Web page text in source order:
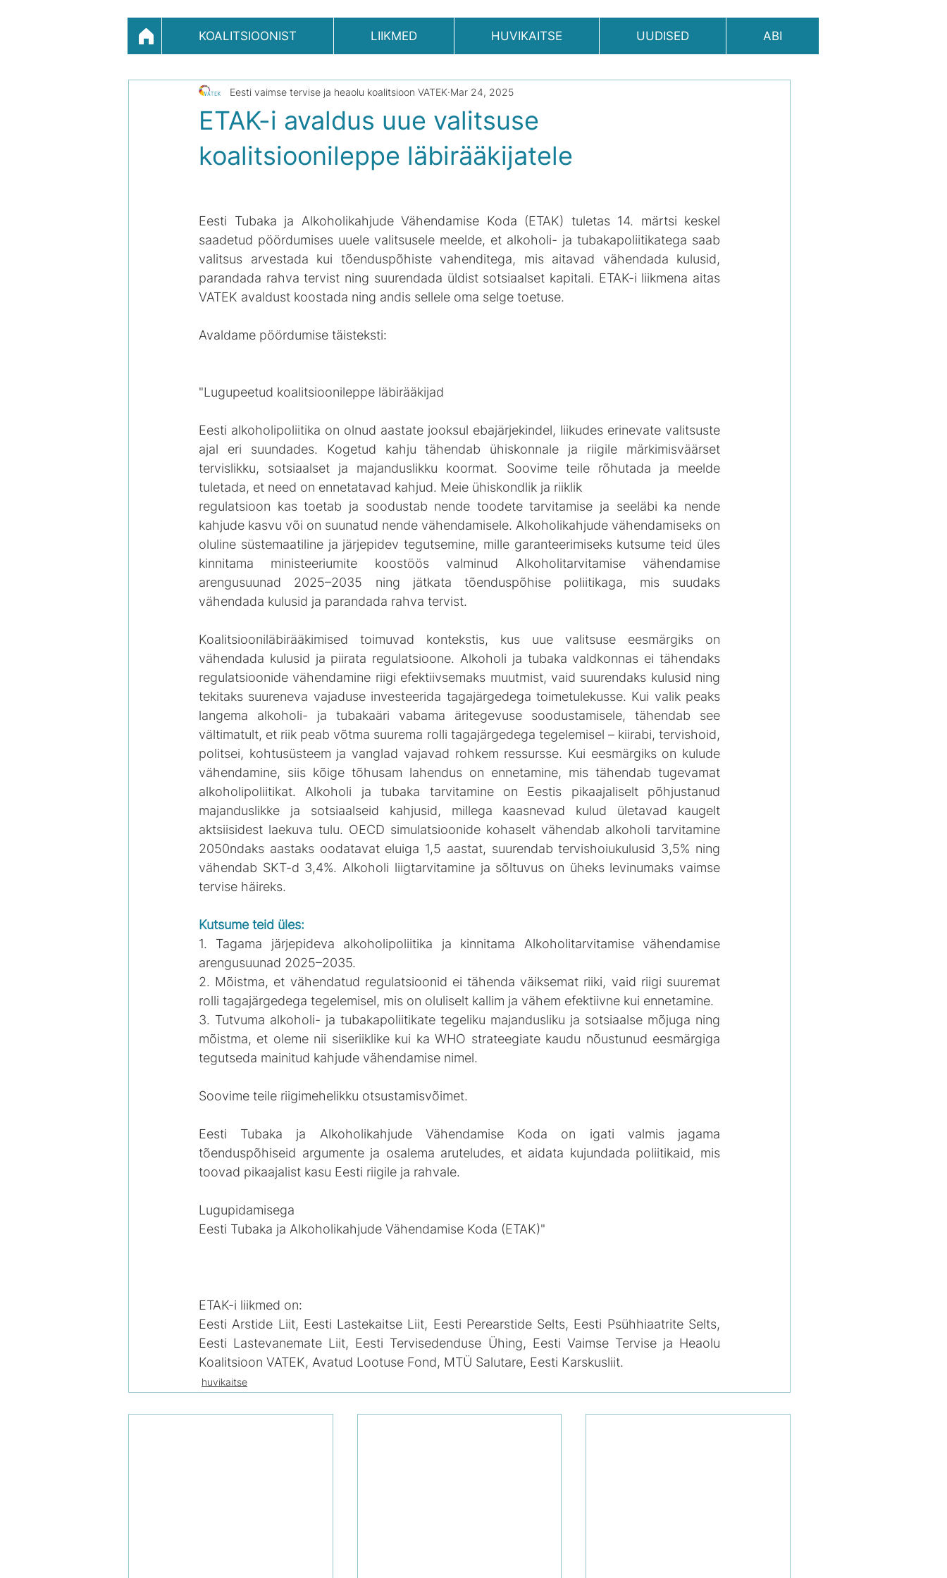
KOALITSIOONIST LIIKMED HUVIKAITSE UUDISED ABI
ETAK-i avaldus uue valitsuse
koalitsioonileppe läbirääkijatele
Eesti vaimse tervise ja heaolu koalitsioon VATEK Mar 24, 2025
Eesti Tubaka ja Alkoholikahjude Vähendamise Koda (ETAK) tuletas 14. märtsi keskel
saadetud pöördumises uuele valitsusele meelde, et alkoholi- ja tubakapoliitikatega saab
valitsus arvestada kui tõenduspõhiste vahenditega, mis aitavad vähendada kulusid,
parandada rahva tervist ning suurendada üldist sotsiaalset kapitali. ETAK-i liikmena aitas
VATEK avaldust koostada ning andis sellele oma selge toetuse.
Avaldame pöördumise täisteksti:
"Lugupeetud koalitsioonileppe läbirääkijad
Eesti alkoholipoliitika on olnud aastate jooksul ebajärjekindel, liikudes erinevate valitsuste
ajal eri suundades. Kogetud kahju tähendab ühiskonnale ja riigile märkimisväärset
tervislikku, sotsiaalset ja majanduslikku koormat. Soovime teile rõhutada ja meelde
tuletada, et need on ennetatavad kahjud. Meie ühiskondlik ja riiklik
regulatsioon kas toetab ja soodustab nende toodete tarvitamise ja seeläbi ka nende
kahjude kasvu või on suunatud nende vähendamisele. Alkoholikahjude vähendamiseks on
oluline süstemaatiline ja järjepidev tegutsemine, mille garanteerimiseks kutsume teid üles
kinnitama ministeeriumite koostöös valminud Alkoholitarvitamise vähendamise
arengusuunad 2025–2035 ning jätkata tõenduspõhise poliitikaga, mis suudaks
vähendada kulusid ja parandada rahva tervist.
Koalitsiooniläbirääkimised toimuvad kontekstis, kus uue valitsuse eesmärgiks on
vähendada kulusid ja piirata regulatsioone. Alkoholi ja tubaka valdkonnas ei tähendaks
regulatsioonide vähendamine riigi efektiivsemaks muutmist, vaid suurendaks kulusid ning
tekitaks suureneva vajaduse investeerida tagajärgedega toimetulekusse. Kui valik peaks
langema alkoholi- ja tubakaäri vabama äritegevuse soodustamisele, tähendab see
vältimatult, et riik peab võtma suurema rolli tagajärgedega tegelemisel – kiirabi, tervishoid,
politsei, kohtusüsteem ja vanglad vajavad rohkem ressursse. Kui eesmärgiks on kulude
vähendamine, siis kõige tõhusam lahendus on ennetamine, mis tähendab tugevamat
alkoholipoliitikat. Alkoholi ja tubaka tarvitamine on Eestis pikaajaliselt põhjustanud
majanduslikke ja sotsiaalseid kahjusid, millega kaasnevad kulud ületavad kaugelt
aktsiisidest laekuva tulu. OECD simulatsioonide kohaselt vähendab alkoholi tarvitamine
2050ndaks aastaks oodatavat eluiga 1,5 aastat, suurendab tervishoiukulusid 3,5% ning
vähendab SKT-d 3,4%. Alkoholi liigtarvitamine ja sõltuvus on üheks levinumaks vaimse
tervise häireks.
Kutsume teid üles:
1. Tagama järjepideva alkoholipoliitika ja kinnitama Alkoholitarvitamise vähendamise
arengusuunad 2025–2035.
2. Mõistma, et vähendatud regulatsioonid ei tähenda väiksemat riiki, vaid riigi suuremat
rolli tagajärgedega tegelemisel, mis on oluliselt kallim ja vähem efektiivne kui ennetamine.
3. Tutvuma alkoholi- ja tubakapoliitikate tegeliku majandusliku ja sotsiaalse mõjuga ning
mõistma, et oleme nii siseriiklike kui ka WHO strateegiate kaudu nõustunud eesmärgiga
tegutseda mainitud kahjude vähendamise nimel.
Soovime teile riigimehelikku otsustamisvõimet.
Eesti Tubaka ja Alkoholikahjude Vähendamise Koda on igati valmis jagama
tõenduspõhiseid argumente ja osalema aruteludes, et aidata kujundada poliitikaid, mis
toovad pikaajalist kasu Eesti riigile ja rahvale.
Lugupidamisega
Eesti Tubaka ja Alkoholikahjude Vähendamise Koda (ETAK)"
ETAK-i liikmed on:
Eesti Arstide Liit, Eesti Lastekaitse Liit, Eesti Perearstide Selts, Eesti Psühhiaatrite Selts,
Eesti Lastevanemate Liit, Eesti Tervisedenduse Ühing, Eesti Vaimse Tervise ja Heaolu
Koalitsioon VATEK, Avatud Lootuse Fond, MTÜ Salutare, Eesti Karskusliit.
huvikaitse